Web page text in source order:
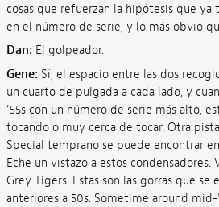
cosas que refuerzan la hipótesis que ya
en el número de serie, y lo más obvio
Dan: El golpeador.
Gene: Sí, el espacio entre las dos
un cuarto de pulgada a cada lado, y
'55s con un número de serie más alto,
tocando o muy cerca de tocar. Otra
Special temprano se puede encontrar
Eche un vistazo a estos condensadores.
Grey Tigers. Estas son las gorras que se
anteriores a 50s. Sometime around